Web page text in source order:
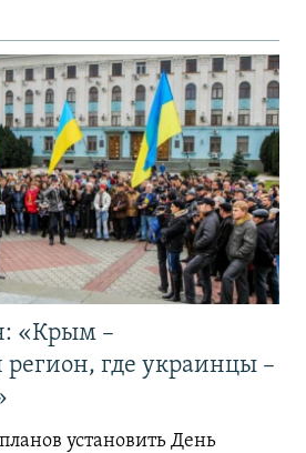
«Крым –
где украинцы –
установить День